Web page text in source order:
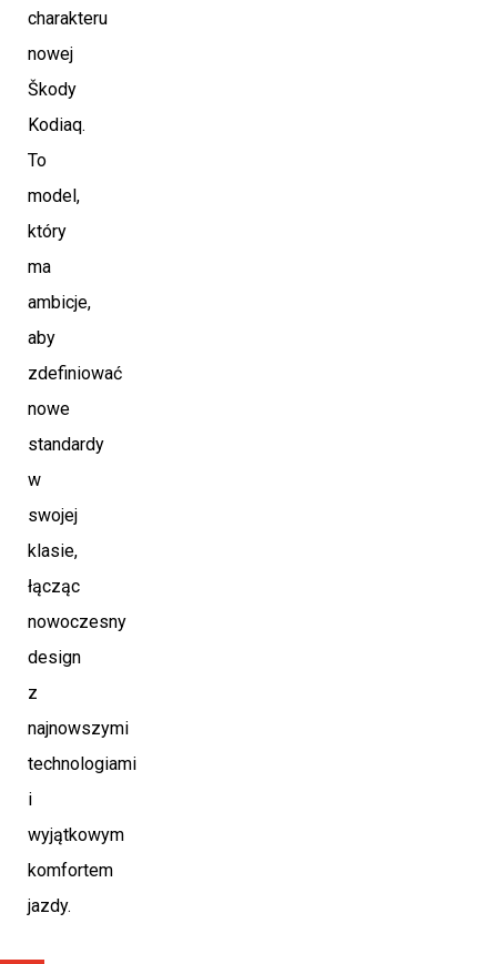
charakteru
nowej
Škody
Kodiaq.
To
model,
który
ma
ambicje,
aby
zdefiniować
nowe
standardy
w
swojej
klasie,
łącząc
nowoczesny
design
z
najnowszymi
technologiami
i
wyjątkowym
komfortem
jazdy.